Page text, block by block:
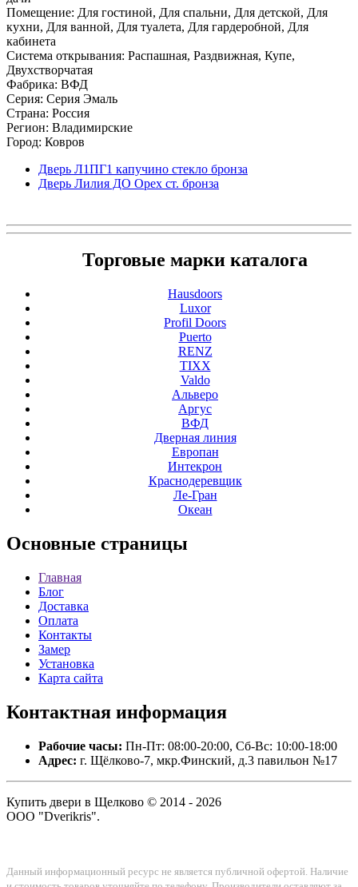
Помещение: Для гостиной, Для спальни, Для детской, Для
кухни, Для ванной, Для туалета, Для гардеробной, Для
кабинета
Система открывания: Распашная, Раздвижная, Купе,
Двухстворчатая
Фабрика: ВФД
Серия: Серия Эмаль
Страна: Россия
Регион: Владимирские
Город: Ковров
Дверь Л1ПГ1 капучино стекло бронза
Дверь Лилия ДО Орех ст. бронза
Торговые марки каталога
Hausdoors
Luxor
Profil Doors
Puerto
RENZ
TIXX
Valdo
Альверо
Аргус
ВФД
Дверная линия
Европан
Интекрон
Краснодеревщик
Ле-Гран
Океан
Основные страницы
Главная
Блог
Доставка
Оплата
Контакты
Замер
Установка
Карта сайта
Контактная информация
Рабочие часы: Пн-Пт: 08:00-20:00, Сб-Вс: 10:00-18:00
Адрес: г. Щёлково-7, мкр.Финский, д.3 павильон №17
Купить двери в Щелково © 2014 - 2026
ООО "Dverikris".
Данный информационный ресурс не является публичной офертой. Наличие